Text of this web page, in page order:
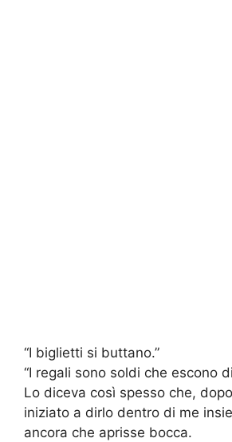
“I biglietti si buttano.”
“I regali sono soldi che escono
Lo diceva così spesso che, dopo
iniziato a dirlo dentro di me
ancora che aprisse bocca.